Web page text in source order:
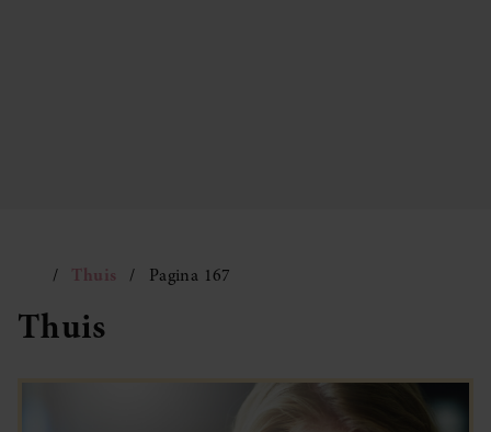
Thuis Pagina 167
Thuis